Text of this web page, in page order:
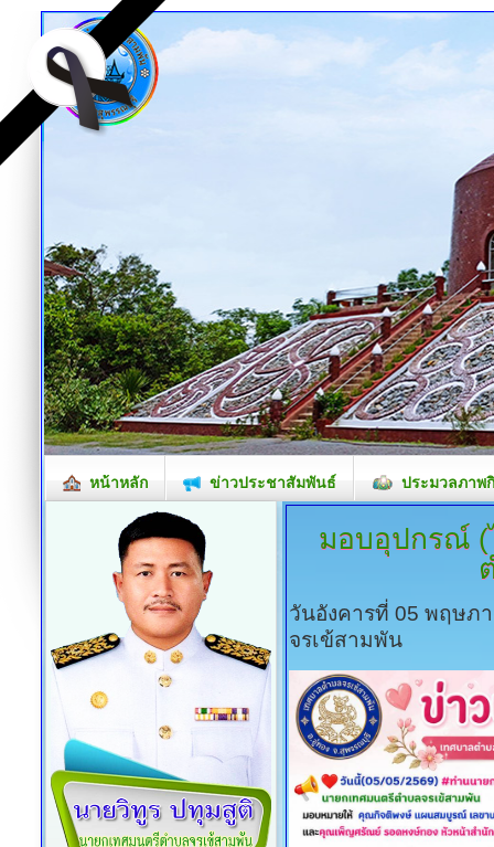
หน้าหลัก ข่าวประชาสัมพันธ์ ประมวลภาพ
มอบอุปกรณ์
วันอังคารที่ 05 พฤษภ
จรเข้สามพัน